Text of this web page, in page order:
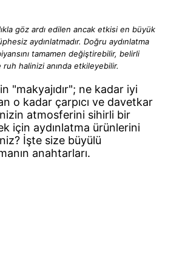
göz ardı edilen ancak etkisi en büyük
aydınlatmadır. Doğru aydınlatma
tamamen değiştirebilir, belirli
ruh halinizi anında etkileyebilir.
"makyajıdır"; ne kadar iyi
o kadar çarpıcı ve davetkar
atmosferini sihirli bir
için aydınlatma ürünlerini
İşte size büyülü
anahtarları.